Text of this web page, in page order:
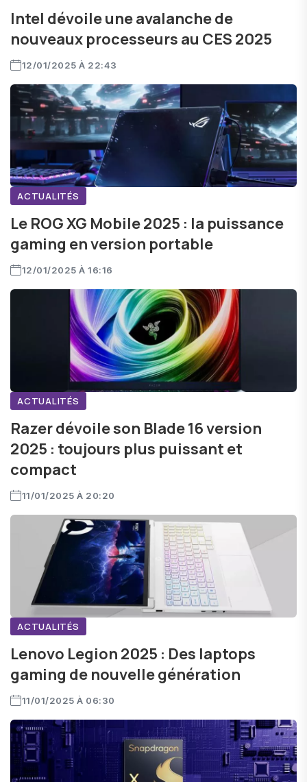
Intel dévoile une avalanche de
nouveaux processeurs au CES 2025
12/01/2025 À 22:43
ACTUALITÉS
Le ROG XG Mobile 2025 : la puissance
gaming en version portable
12/01/2025 À 16:16
ACTUALITÉS
Razer dévoile son Blade 16 version
2025 : toujours plus puissant et
compact
11/01/2025 À 20:20
ACTUALITÉS
Lenovo Legion 2025 : Des laptops
gaming de nouvelle génération
11/01/2025 À 06:30